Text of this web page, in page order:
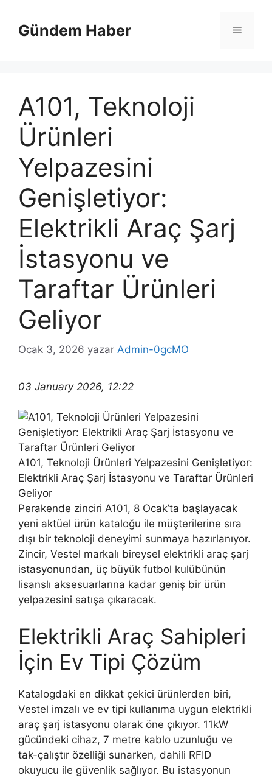
Gündem Haber Menü
A101, Teknoloji
Ürünleri
Yelpazesini
Genişletiyor:
Elektrikli Araç Şarj
İstasyonu ve
Taraftar Ürünleri
Geliyor
Ocak 3, 2026 yazar Admin-0gcMO
03 January 2026, 12:22
A101, Teknoloji Ürünleri Yelpazesini Genişletiyor:
Elektrikli Araç Şarj İstasyonu ve Taraftar Ürünleri
Geliyor
Perakende zinciri A101, 8 Ocak’ta başlayacak
yeni aktüel ürün kataloğu ile müşterilerine sıra
dışı bir teknoloji deneyimi sunmaya hazırlanıyor.
Zincir, Vestel markalı bireysel elektrikli araç şarj
istasyonundan, üç büyük futbol kulübünün
lisanslı aksesuarlarına kadar geniş bir ürün
yelpazesini satışa çıkaracak.
Elektrikli Araç Sahipleri
İçin Ev Tipi Çözüm
Katalogdaki en dikkat çekici ürünlerden biri,
Vestel imzalı ve ev tipi kullanıma uygun elektrikli
araç şarj istasyonu olarak öne çıkıyor. 11kW
gücündeki cihaz, 7 metre kablo uzunluğu ve
tak-çalıştır özelliği sunarken, dahili RFID
okuyucu ile güvenlik sağlıyor. Bu istasyonun